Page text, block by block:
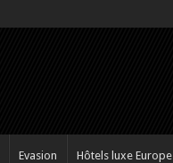
Evasion Hôtels luxe Europe